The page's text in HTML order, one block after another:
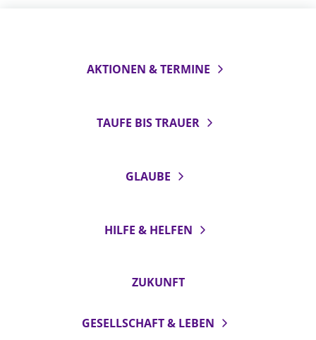
AKTIONEN & TERMINE
TAUFE BIS TRAUER
GLAUBE
HILFE & HELFEN
ZUKUNFT
GESELLSCHAFT & LEBEN